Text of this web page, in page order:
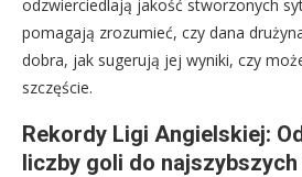
odzwierciedlają jakość stworzonych
pomagają zrozumieć, czy dana
dobra, jak sugerują jej wyniki, czy
szczęście.
Rekordy Ligi Angielskiej:
liczby goli do